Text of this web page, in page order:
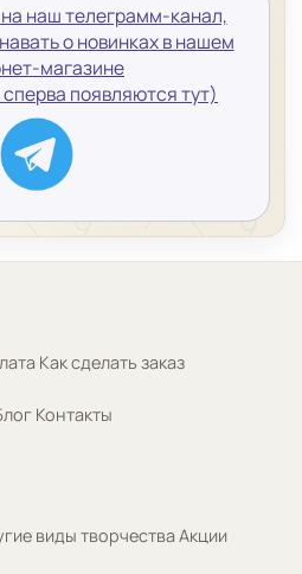
наш телеграмм-канал,
о новинках в нашем
магазине
появляются тут)
Как сделать заказ
Контакты
виды творчества Акции